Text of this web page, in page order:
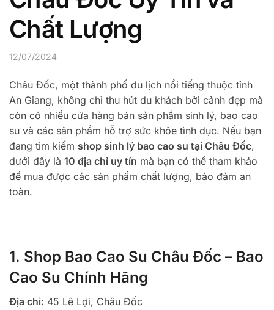
Chất Lượng
12/07/2024
Châu Đốc, một thành phố du lịch nổi tiếng thuộc tỉnh
An Giang, không chỉ thu hút du khách bởi cảnh đẹp mà
còn có nhiều cửa hàng bán sản phẩm sinh lý, bao cao
su và các sản phẩm hỗ trợ sức khỏe tình dục. Nếu bạn
đang tìm kiếm shop sinh lý bao cao su tại Châu Đốc,
dưới đây là 10 địa chỉ uy tín mà bạn có thể tham khảo
để mua được các sản phẩm chất lượng, bảo đảm an
toàn.
1. Shop Bao Cao Su Châu Đốc – Bao
Cao Su Chính Hãng
Địa chỉ: 45 Lê Lợi, Châu Đốc